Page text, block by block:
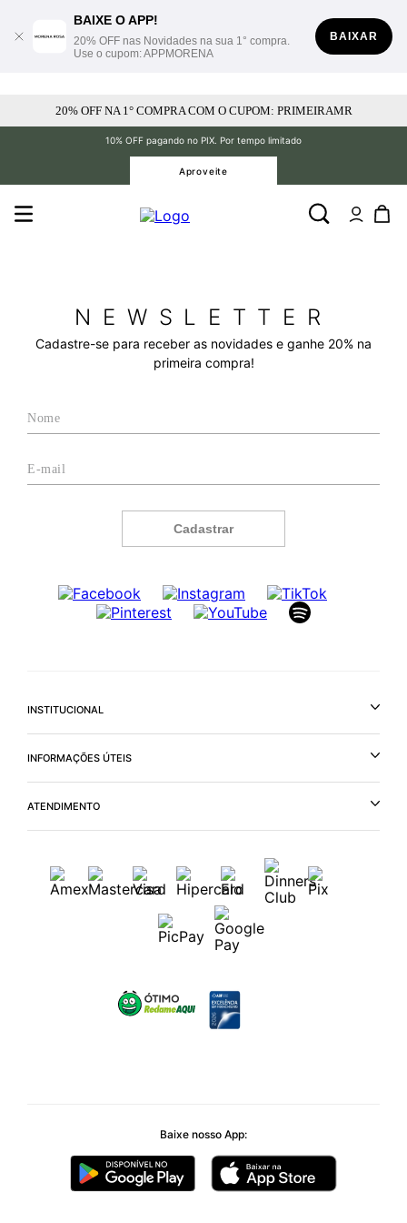
BAIXE O APP!
20% OFF nas Novidades na sua 1° compra.
Use o cupom: APPMORENA
BAIXAR
20% OFF NA 1° COMPRA COM O CUPOM: PRIMEIRAMR
10% OFF pagando no PIX. Por tempo limitado
Aproveite
NEWSLETTER
Cadastre-se para receber as novidades e ganhe 20% na
primeira compra!
Cadastrar
INSTITUCIONAL
INFORMAÇÕES ÚTEIS
ATENDIMENTO
Baixe nosso App: